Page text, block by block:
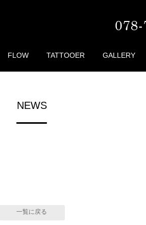
FLOW TATTOOER GALLERY
NEWS
一覧に戻る